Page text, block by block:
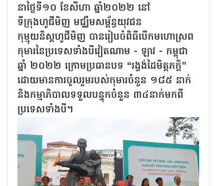
នាថ្ងៃទី១០ ខែសីហា ឆ្នាំ២០២២ នៅ
ទីក្រុងហូជីមិញ មជ្ឈឹមសម្ព័ន្ធយុវជន
កុម្មុយនិស្តហូជីមិញ បានរៀបចំពិធីបើកមហោស្រព
កុមារនៃប្រទេសទាំងបីវៀតណាម - ឡាវ - កម្ពុជា
ឆ្នាំ ២០២២ ក្រោមប្រធានបទ “រង្វង់ដៃមិត្តភក្តិ”
ដោយមានការចូលរួមរបស់កុមារចំនួន ១៨៥ នាក់
និងកម្មាភិបាលទទួលបន្ទុកចំនួន ៣៤នាក់មកពី
ប្រទេសទាំងបី។